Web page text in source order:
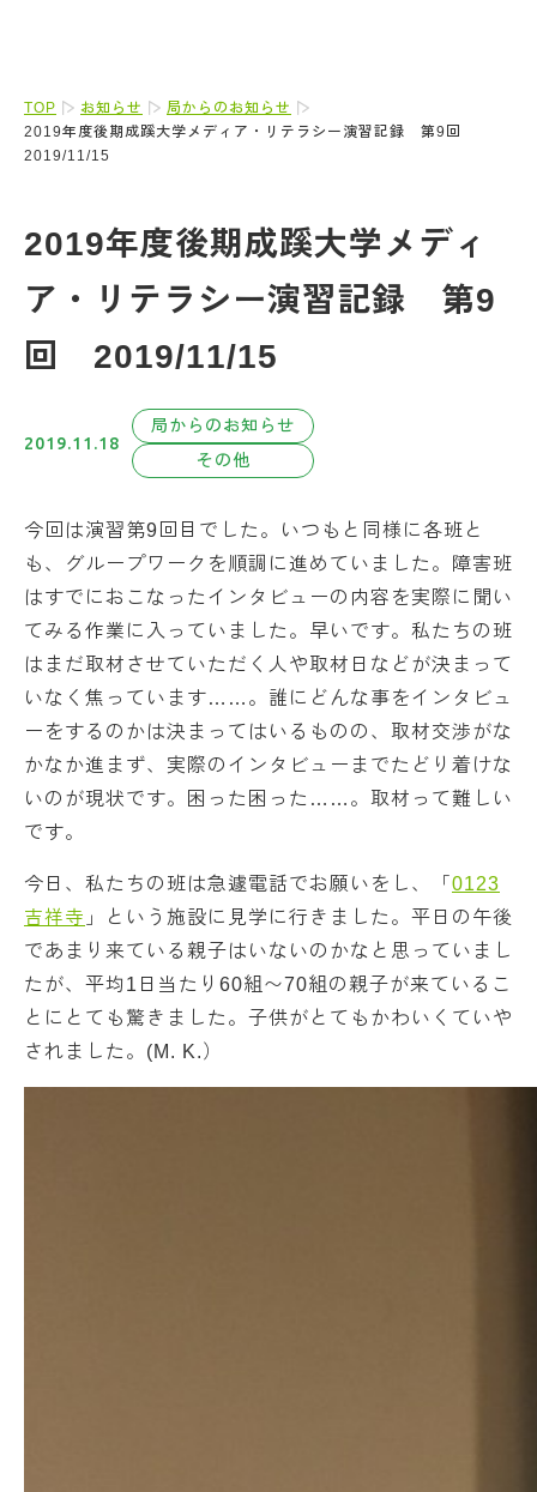
TOP お知らせ
局からのお知らせ
2019年度後期成蹊大学メディア・リテラシー演習記録 第9回
2019/11/15
2019年度後期成蹊大学メディ
ア・リテラシー演習記録 第9
回 2019/11/15
2019.11.18
局からのお知らせ
その他
今回は演習第9回目でした。いつもと同様に各班と
も、グループワークを順調に進めていました。障害班
はすでにおこなったインタビューの内容を実際に聞い
てみる作業に入っていました。早いです。私たちの班
はまだ取材させていただく人や取材日などが決まって
いなく焦っています……。誰にどんな事をインタビュ
ーをするのかは決まってはいるものの、取材交渉がな
かなか進まず、実際のインタビューまでたどり着けな
いのが現状です。困った困った……。取材って難しい
です。
今日、私たちの班は急遽電話でお願いをし、「 0123
吉祥寺 」という施設に見学に行きました。平日の午後
であまり来ている親子はいないのかなと思っていまし
たが、平均1日当たり60組〜70組の親子が来ているこ
とにとても驚きました。子供がとてもかわいくていや
されました。(M. K.）